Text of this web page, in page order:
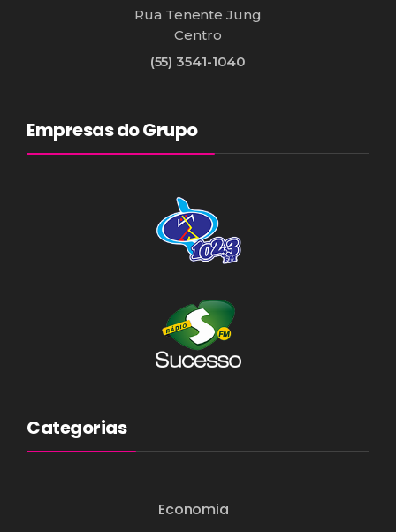
Rua Tenente Jung
Centro
(55) 3541-1040
Empresas do Grupo
Categorias
Economia